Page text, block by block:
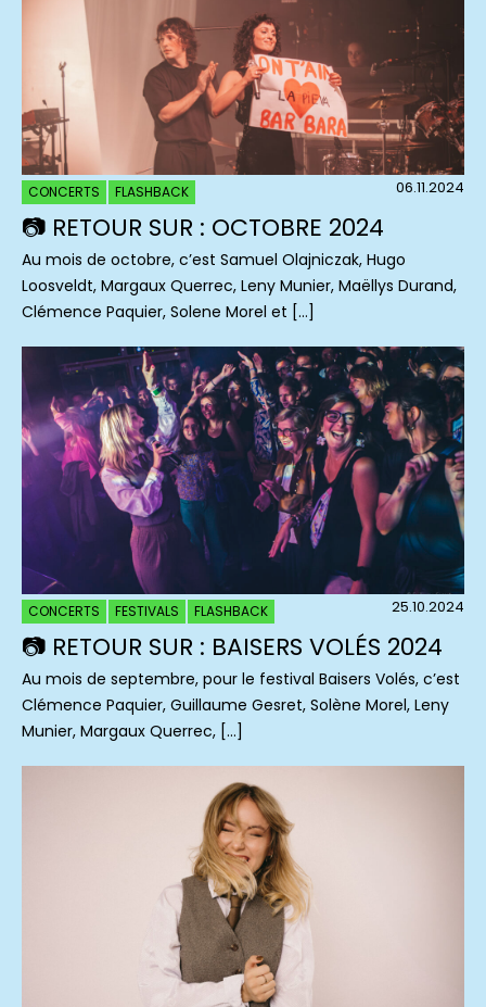
CONCERTS FLASHBACK 06.11.2024
📷 RETOUR SUR : OCTOBRE 2024
Au mois de octobre, c’est Samuel Olajniczak, Hugo
Loosveldt, Margaux Querrec, Leny Munier, Maëllys Durand,
Clémence Paquier, Solene Morel et […]
CONCERTS FESTIVALS FLASHBACK 25.10.2024
📷 RETOUR SUR : BAISERS VOLÉS 2024
Au mois de septembre, pour le festival Baisers Volés, c’est
Clémence Paquier, Guillaume Gesret, Solène Morel, Leny
Munier, Margaux Querrec, […]